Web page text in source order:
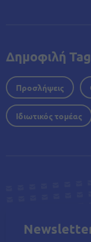
Δημοφιλή Tag
Προσλήψεις
Ιδιωτικός τομέας